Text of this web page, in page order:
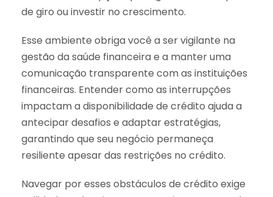
de giro ou investir no crescimento.
Esse ambiente obriga você a ser vigilante na
gestão da saúde financeira e a manter uma
comunicação transparente com as instituições
financeiras. Entender como as interrupções
impactam a disponibilidade de crédito ajuda a
antecipar desafios e adaptar estratégias,
garantindo que seu negócio permaneça
resiliente apesar das restrições no crédito.
Navegar por esses obstáculos de crédito exige